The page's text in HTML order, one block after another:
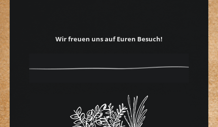
Wir freuen uns auf Euren Besuch!